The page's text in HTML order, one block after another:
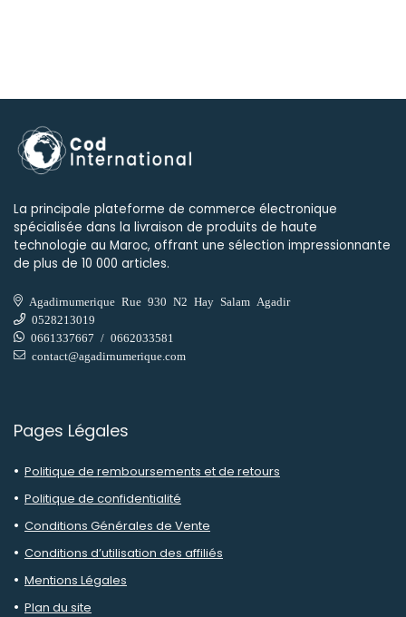
La principale plateforme de commerce électronique
spécialisée dans la livraison de produits de haute
technologie au Maroc, offrant une sélection impressionnante
de plus de 10 000 articles.
Agadirnumerique Rue 930 N2 Hay Salam Agadir
0528213019
0661337667 / 0662033581
contact@agadirnumerique.com
Pages Légales
Politique de remboursements et de retours
Politique de confidentialité
Conditions Générales de Vente
Conditions d’utilisation des affiliés
Mentions Légales
Plan du site